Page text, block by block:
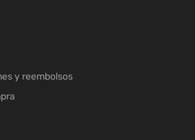
y reembolsos